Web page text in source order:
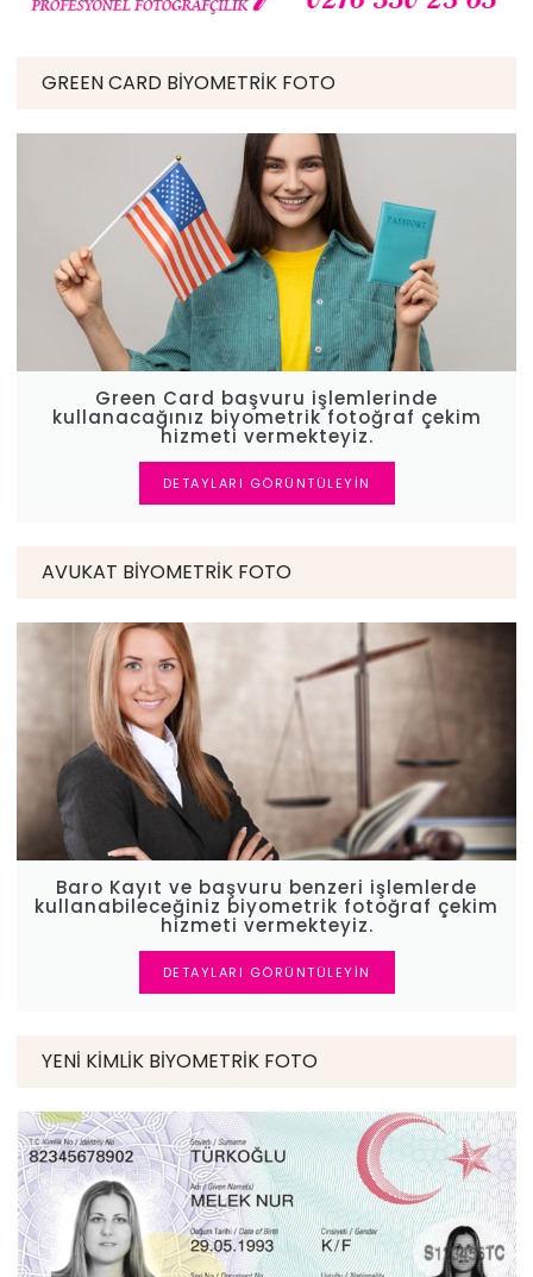
GREEN CARD BIYOMETRIK FOTO
Green Card başvuru işlemlerinde
kullanacağınız biyometrik fotoğraf çekim
hizmeti vermekteyiz.
DETAYLARI GÖRÜNTÜLEYIN
AVUKAT BIYOMETRIK FOTO
Baro Kayıt ve başvuru benzeri işlemlerde
kullanabileceğiniz biyometrik fotoğraf çekim
hizmeti vermekteyiz.
DETAYLARI GÖRÜNTÜLEYIN
YENI KIMLIK BIYOMETRIK FOTO